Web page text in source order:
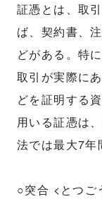
証憑とは、取
ば、契約書、
どがある。特
取引が実際に
どを証明する
用いる証憑は
法では最大7年
○突合 <とつ